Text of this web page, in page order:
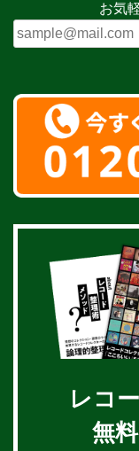
お気
レコ
無